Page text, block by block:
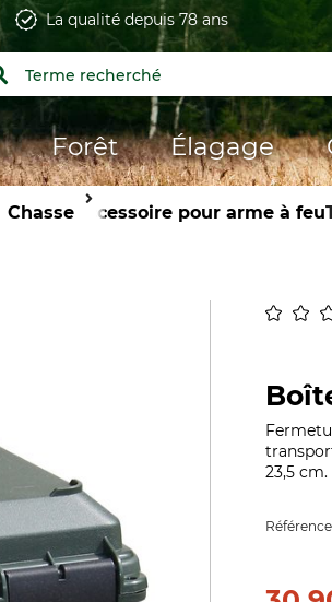
La qualité depuis 78 ans
Forêt Élagage
ChasseAccessoire pour arme à feu
23,5